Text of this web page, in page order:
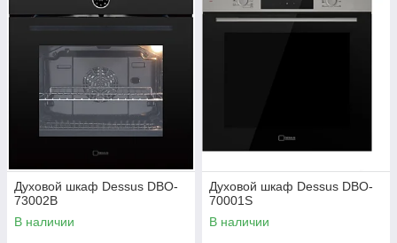
Духовой шкаф Dessus DBO-
73002B
В наличии
Духовой шкаф Dessus DBO-
70001S
В наличии